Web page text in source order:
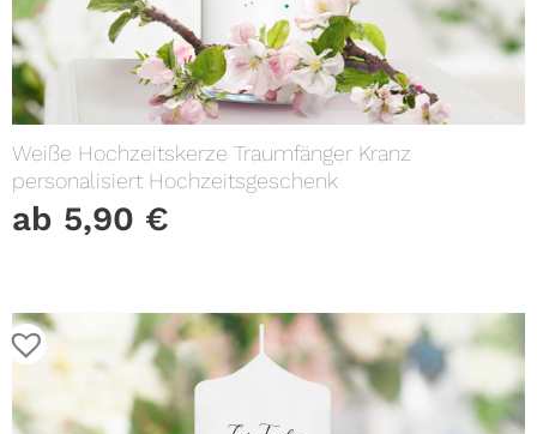
Weiße Hochzeitskerze Traumfänger Kranz
personalisiert Hochzeitsgeschenk
ab 5,90 €